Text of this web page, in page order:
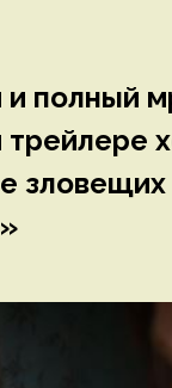
и полный
зловещих